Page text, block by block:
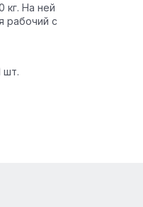
кг. На ней
рабочий с
шт.